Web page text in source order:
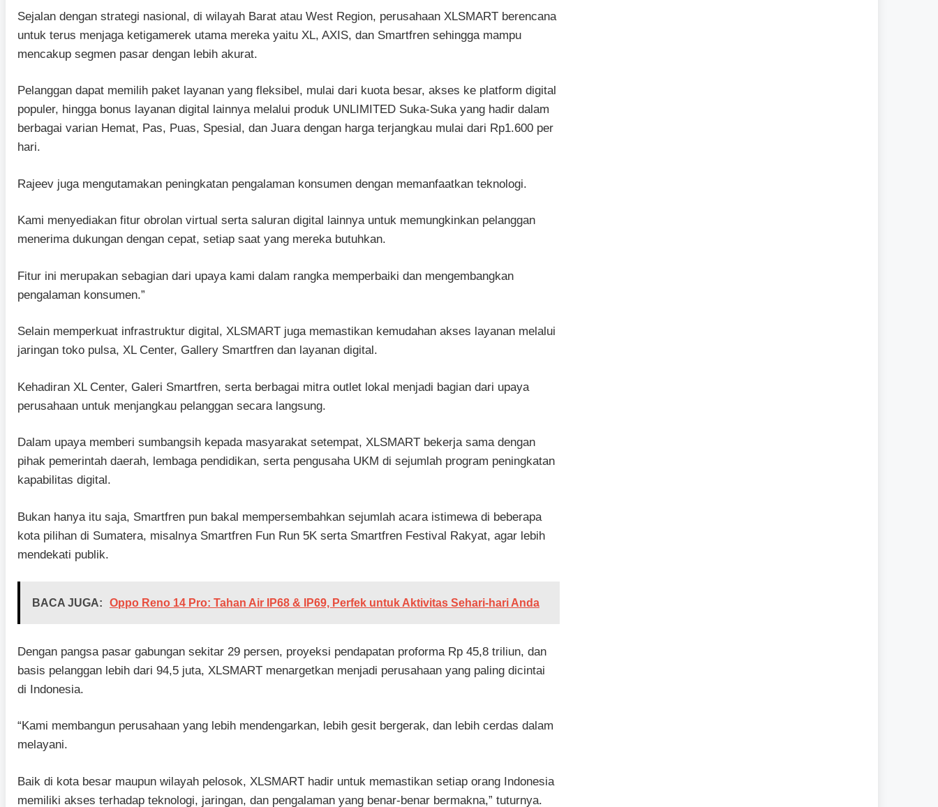
Sejalan dengan strategi nasional, di wilayah Barat atau West Region, perusahaan XLSMART berencana
untuk terus menjaga ketigamerek utama mereka yaitu XL, AXIS, dan Smartfren sehingga mampu
mencakup segmen pasar dengan lebih akurat.
Pelanggan dapat memilih paket layanan yang fleksibel, mulai dari kuota besar, akses ke platform digital
populer, hingga bonus layanan digital lainnya melalui produk UNLIMITED Suka-Suka yang hadir dalam
berbagai varian Hemat, Pas, Puas, Spesial, dan Juara dengan harga terjangkau mulai dari Rp1.600 per
hari.
Rajeev juga mengutamakan peningkatan pengalaman konsumen dengan memanfaatkan teknologi.
Kami menyediakan fitur obrolan virtual serta saluran digital lainnya untuk memungkinkan pelanggan
menerima dukungan dengan cepat, setiap saat yang mereka butuhkan.
Fitur ini merupakan sebagian dari upaya kami dalam rangka memperbaiki dan mengembangkan
pengalaman konsumen.”
Selain memperkuat infrastruktur digital, XLSMART juga memastikan kemudahan akses layanan melalui
jaringan toko pulsa, XL Center, Gallery Smartfren dan layanan digital.
Kehadiran XL Center, Galeri Smartfren, serta berbagai mitra outlet lokal menjadi bagian dari upaya
perusahaan untuk menjangkau pelanggan secara langsung.
Dalam upaya memberi sumbangsih kepada masyarakat setempat, XLSMART bekerja sama dengan
pihak pemerintah daerah, lembaga pendidikan, serta pengusaha UKM di sejumlah program peningkatan
kapabilitas digital.
Bukan hanya itu saja, Smartfren pun bakal mempersembahkan sejumlah acara istimewa di beberapa
kota pilihan di Sumatera, misalnya Smartfren Fun Run 5K serta Smartfren Festival Rakyat, agar lebih
mendekati publik.
BACA JUGA: Oppo Reno 14 Pro: Tahan Air IP68 & IP69, Perfek untuk Aktivitas Sehari-hari Anda
Dengan pangsa pasar gabungan sekitar 29 persen, proyeksi pendapatan proforma Rp 45,8 triliun, dan
basis pelanggan lebih dari 94,5 juta, XLSMART menargetkan menjadi perusahaan yang paling dicintai
di Indonesia.
“Kami membangun perusahaan yang lebih mendengarkan, lebih gesit bergerak, dan lebih cerdas dalam
melayani.
Baik di kota besar maupun wilayah pelosok, XLSMART hadir untuk memastikan setiap orang Indonesia
memiliki akses terhadap teknologi, jaringan, dan pengalaman yang benar-benar bermakna,” tuturnya.